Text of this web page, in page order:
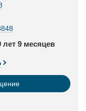
лет 9 месяцев